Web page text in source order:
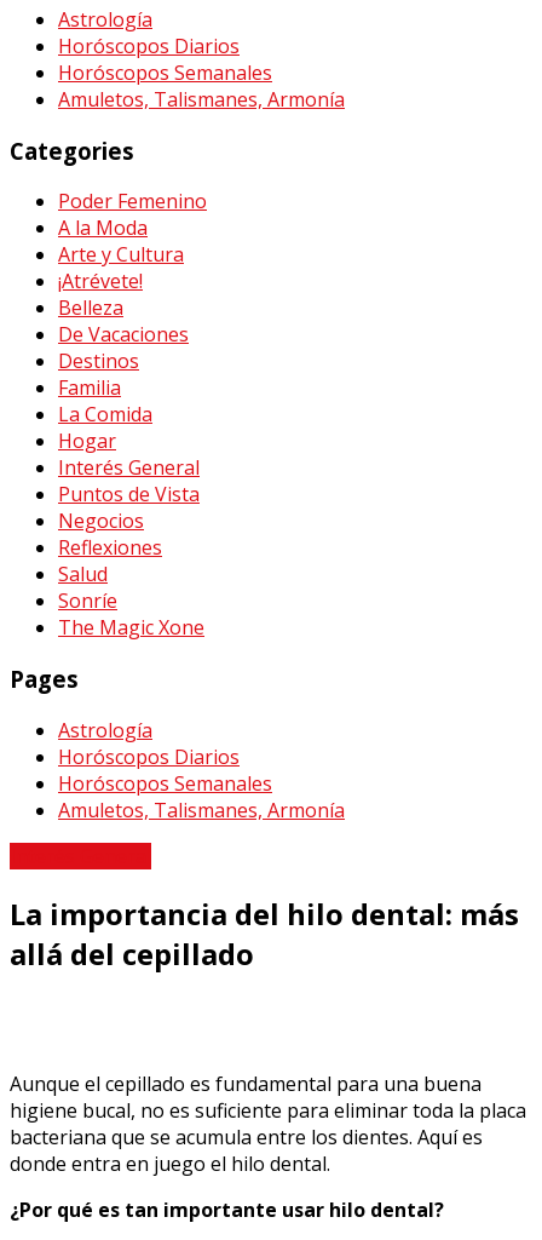
Astrología
Horóscopos Diarios
Horóscopos Semanales
Amuletos, Talismanes, Armonía
Categories
Poder Femenino
A la Moda
Arte y Cultura
¡Atrévete!
Belleza
De Vacaciones
Destinos
Familia
La Comida
Hogar
Interés General
Puntos de Vista
Negocios
Reflexiones
Salud
Sonríe
The Magic Xone
Pages
Astrología
Horóscopos Diarios
Horóscopos Semanales
Amuletos, Talismanes, Armonía
La importancia del hilo dental: más
allá del cepillado
Aunque el cepillado es fundamental para una buena
higiene bucal, no es suficiente para eliminar toda la placa
bacteriana que se acumula entre los dientes. Aquí es
donde entra en juego el hilo dental.
¿Por qué es tan importante usar hilo dental?